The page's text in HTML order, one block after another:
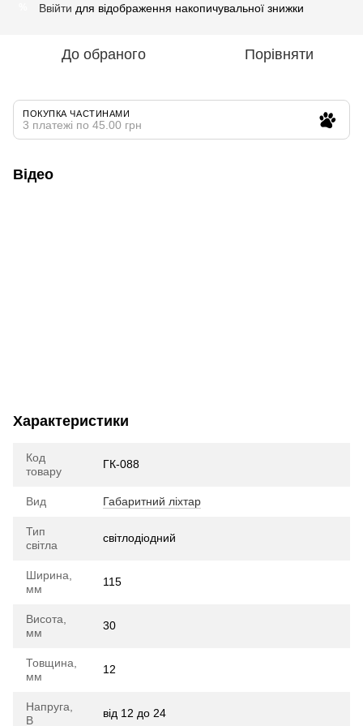
Ввійти для відображення накопичувальної знижки
До обраного Порівняти
ПОКУПКА ЧАСТИНАМИ
3 платежі по 45.00 грн
Відео
Характеристики
Код
товару
ГК-088
Вид Габаритний ліхтар
Тип
світла
cвітлодіодний
Ширина,
мм
115
Висота,
мм
30
Товщина,
мм
12
Напруга,
В
від 12 до 24